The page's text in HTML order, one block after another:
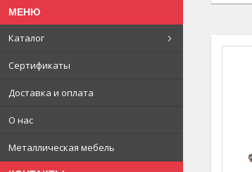
Каталог
Сертификаты
Доставка и оплата
О нас
Металлическая мебель